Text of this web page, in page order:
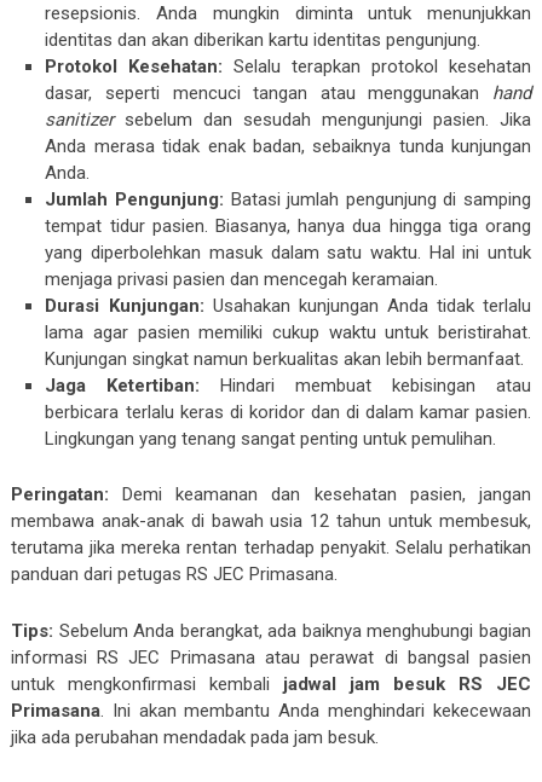
resepsionis. Anda mungkin diminta untuk menunjukkan
identitas dan akan diberikan kartu identitas pengunjung.
Protokol Kesehatan: Selalu terapkan protokol kesehatan
dasar, seperti mencuci tangan atau menggunakan hand
sanitizersebelum dan sesudah mengunjungi pasien. Jika
Anda merasa tidak enak badan, sebaiknya tunda kunjungan
Anda.
Jumlah Pengunjung: Batasi jumlah pengunjung di samping
tempat tidur pasien. Biasanya, hanya dua hingga tiga orang
yang diperbolehkan masuk dalam satu waktu. Hal ini untuk
menjaga privasi pasien dan mencegah keramaian.
Durasi Kunjungan: Usahakan kunjungan Anda tidak terlalu
lama agar pasien memiliki cukup waktu untuk beristirahat.
Kunjungan singkat namun berkualitas akan lebih bermanfaat.
Jaga Ketertiban: Hindari membuat kebisingan atau
berbicara terlalu keras di koridor dan di dalam kamar pasien.
Lingkungan yang tenang sangat penting untuk pemulihan.
Peringatan: Demi keamanan dan kesehatan pasien, jangan
membawa anak-anak di bawah usia 12 tahun untuk membesuk,
terutama jika mereka rentan terhadap penyakit. Selalu perhatikan
panduan dari petugas RS JEC Primasana.
Tips: Sebelum Anda berangkat, ada baiknya menghubungi bagian
informasi RS JEC Primasana atau perawat di bangsal pasien
untuk mengkonfirmasi kembali jadwal jam besuk RS JEC
Primasana. Ini akan membantu Anda menghindari kekecewaan
jika ada perubahan mendadak pada jam besuk.